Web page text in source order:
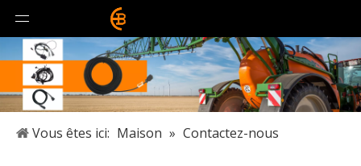
Vous êtes ici: Maison » Contactez-nous